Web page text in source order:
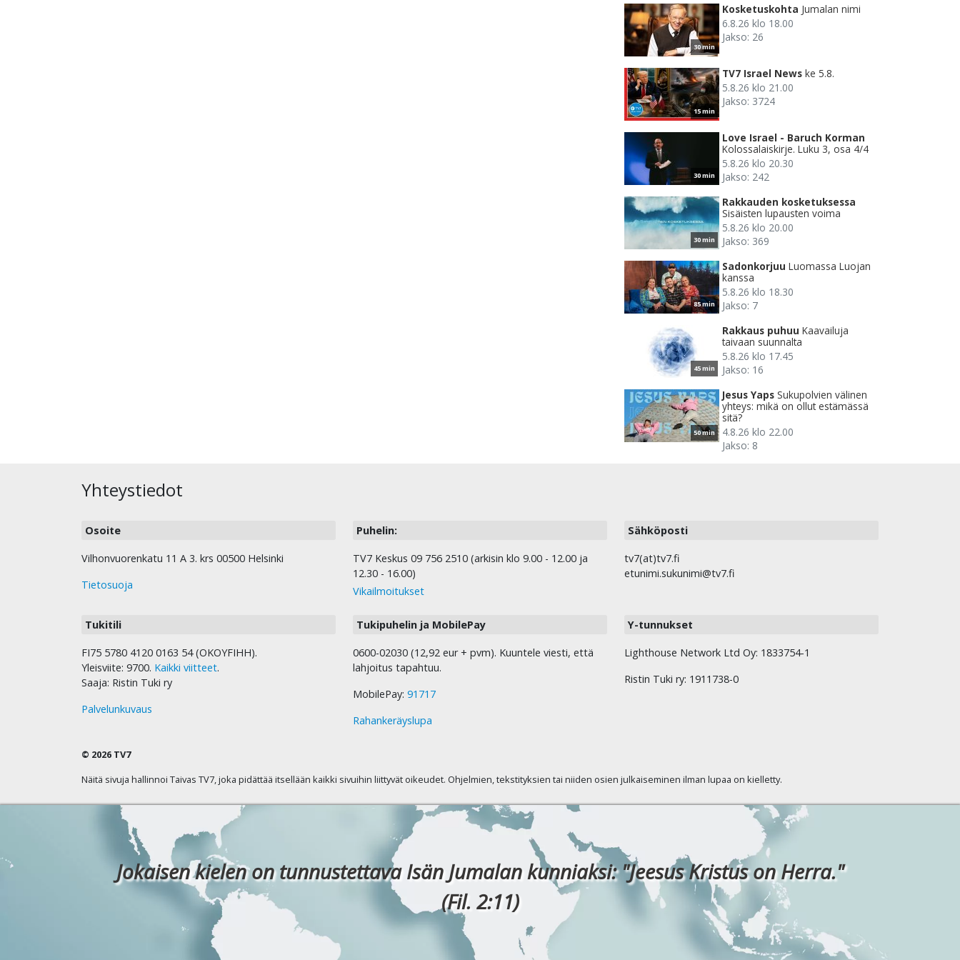
30 min
Kosketuskohta Jumalan nimi
6.8.26 klo 18.00
Jakso: 26
15 min
TV7 Israel News ke 5.8.
5.8.26 klo 21.00
Jakso: 3724
30 min
Love Israel - Baruch Korman
Kolossalaiskirje. Luku 3, osa 4/4
5.8.26 klo 20.30
Jakso: 242
30 min
Rakkauden kosketuksessa
Sisäisten lupausten voima
5.8.26 klo 20.00
Jakso: 369
85 min
Sadonkorjuu Luomassa Luojan
kanssa
5.8.26 klo 18.30
Jakso: 7
45 min
Rakkaus puhuu Kaavailuja
taivaan suunnalta
5.8.26 klo 17.45
Jakso: 16
50 min
Jesus Yaps Sukupolvien välinen
yhteys: mikä on ollut estämässä
sitä?
4.8.26 klo 22.00
Jakso: 8
Yhteystiedot
Osoite
Vilhonvuorenkatu 11 A 3. krs 00500 Helsinki
Tietosuoja
Puhelin:
TV7 Keskus 09 756 2510 (arkisin klo 9.00 - 12.00 ja
12.30 - 16.00)
Vikailmoitukset
Sähköposti
tv7(at)tv7.fi
etunimi.sukunimi@tv7.fi
Tukitili
FI75 5780 4120 0163 54 (OKOYFIHH).
Yleisviite: 9700. Kaikki viitteet.
Saaja: Ristin Tuki ry
Palvelunkuvaus
Tukipuhelin ja MobilePay
0600-02030 (12,92 eur + pvm). Kuuntele viesti, että
lahjoitus tapahtuu.
MobilePay: 91717
Rahankeräyslupa
Y-tunnukset
Lighthouse Network Ltd Oy: 1833754-1
Ristin Tuki ry: 1911738-0
© 2026 TV7
Näitä sivuja hallinnoi Taivas TV7, joka pidättää itsellään kaikki sivuihin liittyvät oikeudet. Ohjelmien, tekstityksien tai niiden osien julkaiseminen ilman lupaa on kielletty.
Jokaisen kielen on tunnustettava Isän Jumalan kunniaksi: "Jeesus Kristus on Herra."
(Fil. 2:11)